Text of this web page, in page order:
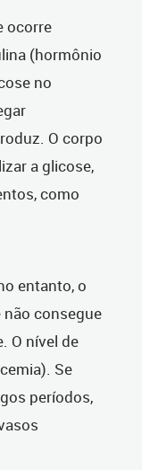
ocorre
(hormônio
no
O corpo
a glicose,
como
entanto, o
consegue
O nível de
Se
períodos,